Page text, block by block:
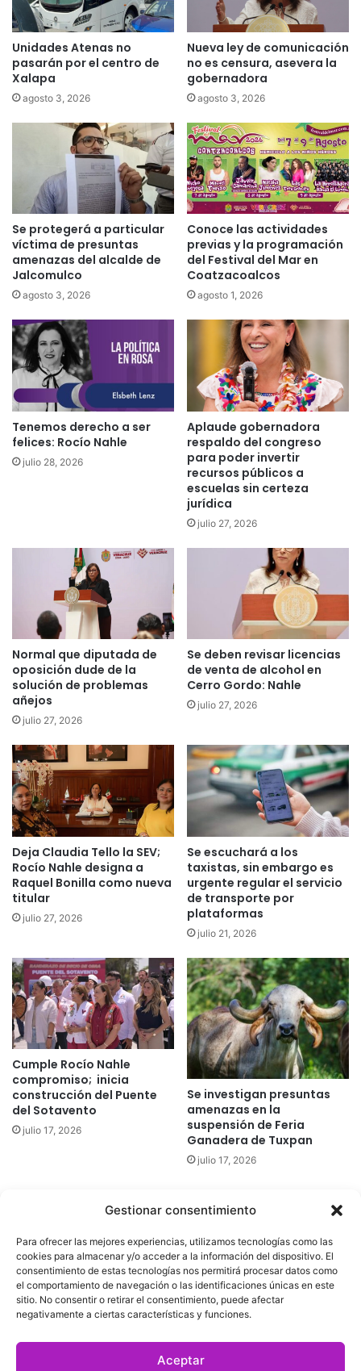
Gestionar consentimiento
Para ofrecer las mejores experiencias, utilizamos tecnologías como las
cookies para almacenar y/o acceder a la información del dispositivo. El
consentimiento de estas tecnologías nos permitirá procesar datos como
el comportamiento de navegación o las identificaciones únicas en este
sitio. No consentir o retirar el consentimiento, puede afectar
negativamente a ciertas características y funciones.
Aceptar
Unidades Atenas no
pasarán por el centro de
Xalapa
agosto 3, 2026
Nueva ley de comunicación
no es censura, asevera la
gobernadora
agosto 3, 2026
Se protegerá a particular
víctima de presuntas
amenazas del alcalde de
Jalcomulco
agosto 3, 2026
Conoce las actividades
previas y la programación
del Festival del Mar en
Coatzacoalcos
agosto 1, 2026
Tenemos derecho a ser
felices: Rocío Nahle
julio 28, 2026
Aplaude gobernadora
respaldo del congreso
para poder invertir
recursos públicos a
escuelas sin certeza
jurídica
julio 27, 2026
Normal que diputada de
oposición dude de la
solución de problemas
añejos
julio 27, 2026
Se deben revisar licencias
de venta de alcohol en
Cerro Gordo: Nahle
julio 27, 2026
Deja Claudia Tello la SEV;
Rocío Nahle designa a
Raquel Bonilla como nueva
titular
julio 27, 2026
Se escuchará a los
taxistas, sin embargo es
urgente regular el servicio
de transporte por
plataformas
julio 21, 2026
Cumple Rocío Nahle
compromiso; inicia
construcción del Puente
del Sotavento
julio 17, 2026
Se investigan presuntas
amenazas en la
suspensión de Feria
Ganadera de Tuxpan
julio 17, 2026
derechos reservados
|Aviso de Privacidad|Política de Cookies|Defensoría de la
Audiencia|
Facebook
X YouTube